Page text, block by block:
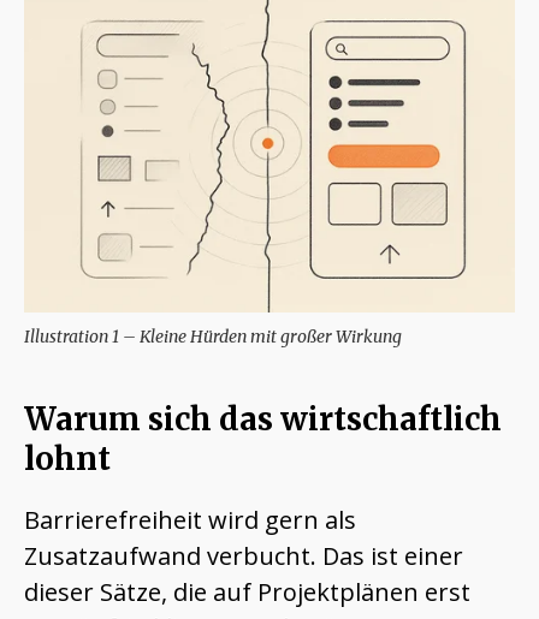
Illustration 1 – Kleine Hürden mit großer Wirkung
Warum sich das wirtschaftlich
lohnt
Barrierefreiheit wird gern als
Zusatzaufwand verbucht. Das ist einer
dieser Sätze, die auf Projektplänen erst